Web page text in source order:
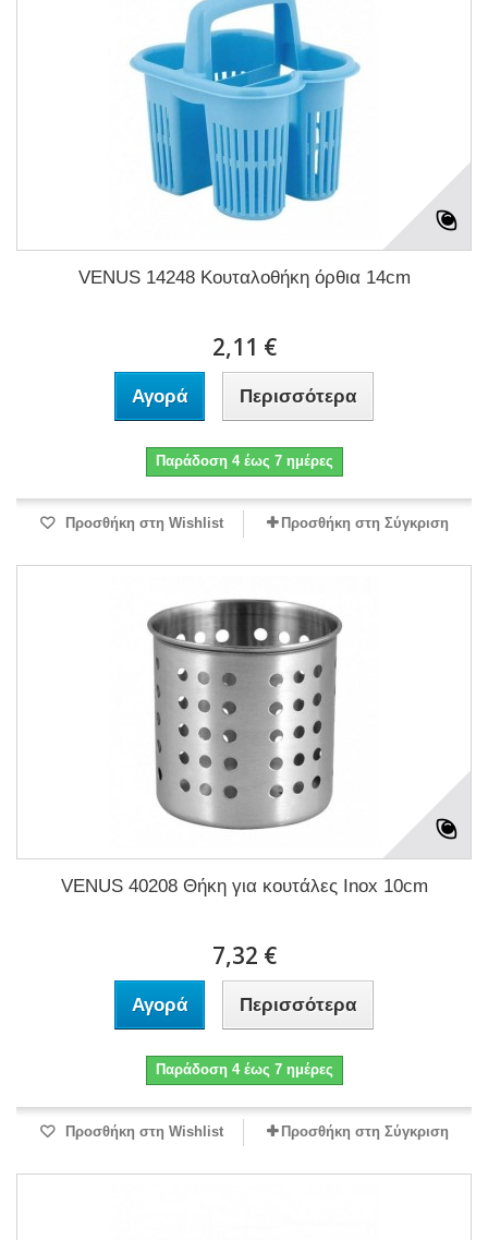
VENUS 14248 Κουταλοθήκη όρθια 14cm
2,11 €
Αγορά Περισσότερα
Παράδοση 4 έως 7 ημέρες
Προσθήκη στη Wishlist Προσθήκη στη Σύγκριση
VENUS 40208 Θήκη για κουτάλες Inox 10cm
7,32 €
Αγορά Περισσότερα
Παράδοση 4 έως 7 ημέρες
Προσθήκη στη Wishlist Προσθήκη στη Σύγκριση